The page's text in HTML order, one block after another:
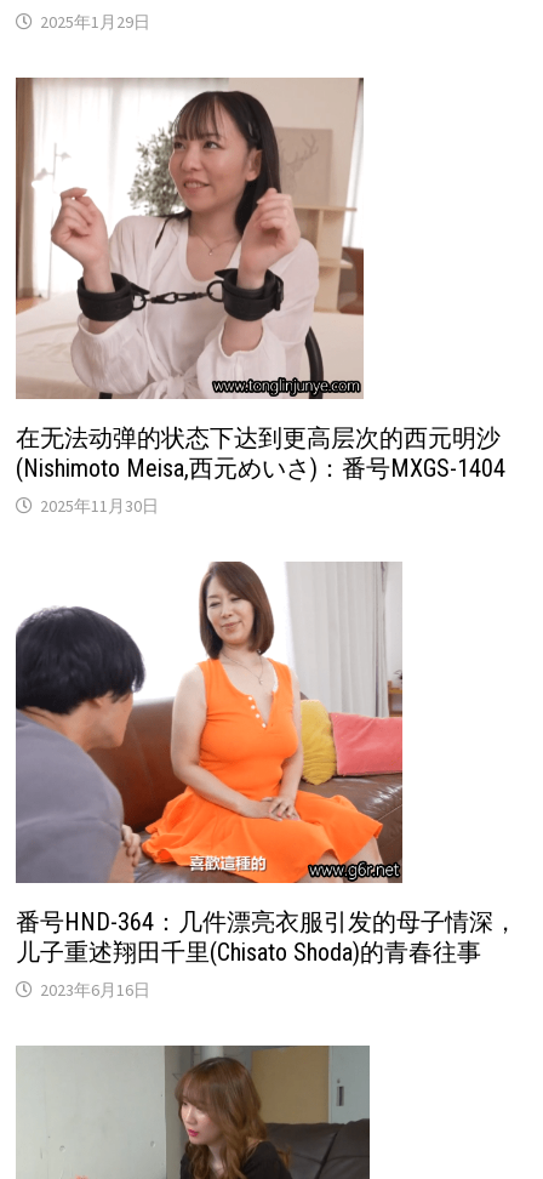
2025年1月29日
在无法动弹的状态下达到更高层次的西元明沙
(Nishimoto Meisa,西元めいさ)：番号MXGS-1404
2025年11月30日
番号HND-364：几件漂亮衣服引发的母子情深，
儿子重述翔田千里(Chisato Shoda)的青春往事
2023年6月16日